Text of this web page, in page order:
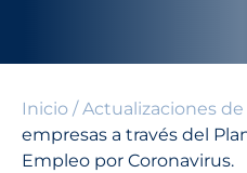
Inicio /Actualizaciones de
empresas a través del
Empleo por Coronavirus.